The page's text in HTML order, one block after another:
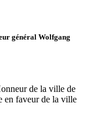
général Wolfgang
de la ville de
en faveur de la ville